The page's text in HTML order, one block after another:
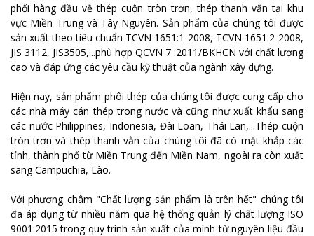
phối hàng đầu về thép cuộn tròn trơn, thép thanh vằn tại khu
vực Miền Trung và Tây Nguyên. Sản phẩm của chúng tôi được
sản xuất theo tiêu chuẩn TCVN 1651:1-2008, TCVN 1651:2-2008,
JIS 3112, JIS3505,...phù hợp QCVN 7 :2011/BKHCN với chất lượng
cao và đáp ứng các yêu cầu kỹ thuật của ngành xây dựng.
Hiện nay, sản phẩm phôi thép của chúng tôi được cung cấp cho
các nhà máy cán thép trong nước và cũng như xuất khẩu sang
các nước Philippines, Indonesia, Đài Loan, Thái Lan,...Thép cuộn
tròn trơn và thép thanh vằn của chúng tôi đã có mặt khắp các
tỉnh, thành phố từ Miền Trung đến Miền Nam, ngoài ra còn xuất
sang Campuchia, Lào.
Với phương châm "Chất lượng sản phẩm là trên hết" chúng tôi
đã áp dụng từ nhiều năm qua hệ thống quản lý chất lượng ISO
9001:2015 trong quy trình sản xuất của mình từ nguyên liệu đầu